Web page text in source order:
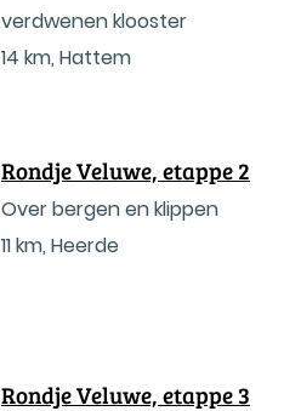
verdwenen klooster
14 km, Hattem
Rondje Veluwe, etappe 2
Over bergen en klippen
11 km, Heerde
Rondje Veluwe, etappe 3